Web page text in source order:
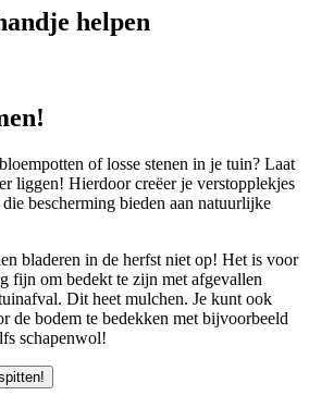
helpen
of losse stenen in je tuin? Laat
liggen! Hierdoor creëer je verstopplekjes
bescherming bieden aan natuurlijke
bladeren in de herfst niet op! Het is voor
fijn om bedekt te zijn met afgevallen
Dit heet mulchen. Je kunt ook
de bodem te bedekken met bijvoorbeeld
schapenwol!